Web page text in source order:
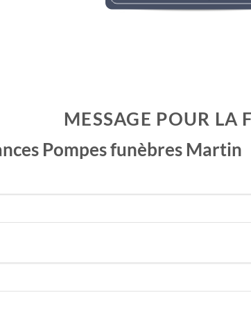
MESSAGE POUR LA
Pompes funèbres Martin